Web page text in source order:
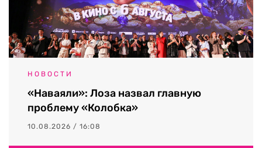
НОВОСТИ
«Наваяли»: Лоза назвал главную
проблему «Колобка»
10.08.2026 / 16:08